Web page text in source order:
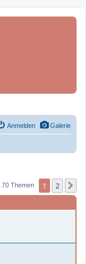
Galerie
Anmelden
70 Themen 1 2